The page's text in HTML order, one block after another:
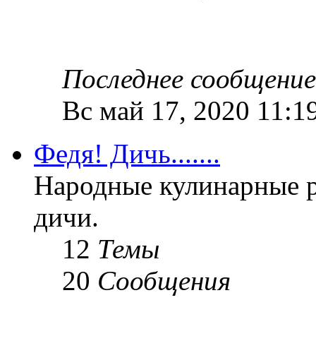
Последнее сообщение
Вс май 17, 2020
Федя! Дичь.......
Народные кулинарные
дичи.
12 Темы
20 Сообщения